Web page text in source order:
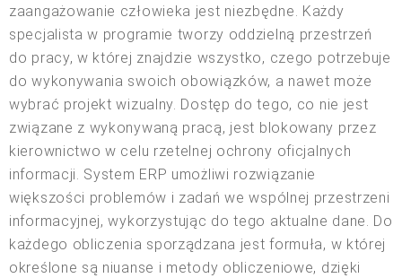
zaangażowanie człowieka jest niezbędne. Każdy
specjalista w programie tworzy oddzielną przestrzeń
do pracy, w której znajdzie wszystko, czego potrzebuje
do wykonywania swoich obowiązków, a nawet może
wybrać projekt wizualny. Dostęp do tego, co nie jest
związane z wykonywaną pracą, jest blokowany przez
kierownictwo w celu rzetelnej ochrony oficjalnych
informacji. System ERP umożliwi rozwiązanie
większości problemów i zadań we wspólnej przestrzeni
informacyjnej, wykorzystując do tego aktualne dane. Do
każdego obliczenia sporządzana jest formuła, w której
określone są niuanse i metody obliczeniowe, dzięki